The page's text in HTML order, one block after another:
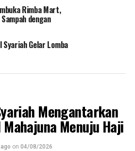
Rimba Mart,
dengan
Gelar Lomba
Mengantarkan
Menuju Haji
on 04/08/2026